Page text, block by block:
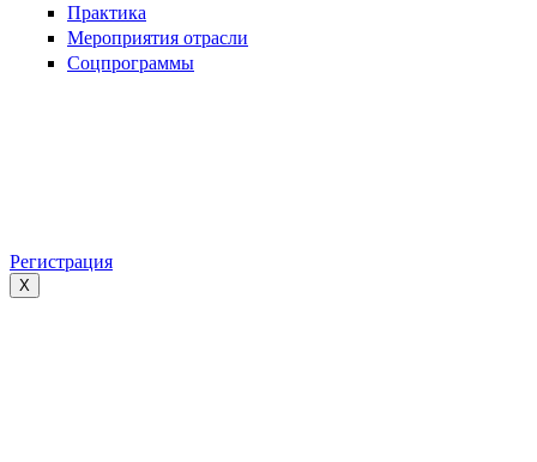
Практика
Мероприятия отрасли
Соцпрограммы
Регистрация
X